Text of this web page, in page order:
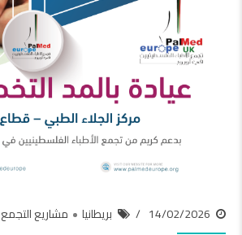
14/02/2026 بريطانيا مشاريع التجمع